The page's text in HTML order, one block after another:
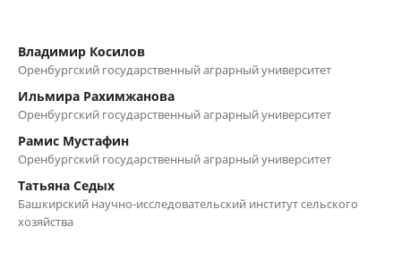
Владимир Косилов
Оренбургский государственный аграрный университет
Ильмира Рахимжанова
Оренбургский государственный аграрный университет
Рамис Мустафин
Оренбургский государственный аграрный университет
Татьяна Седых
Башкирский научно-исследовательский институт сельского
хозяйства